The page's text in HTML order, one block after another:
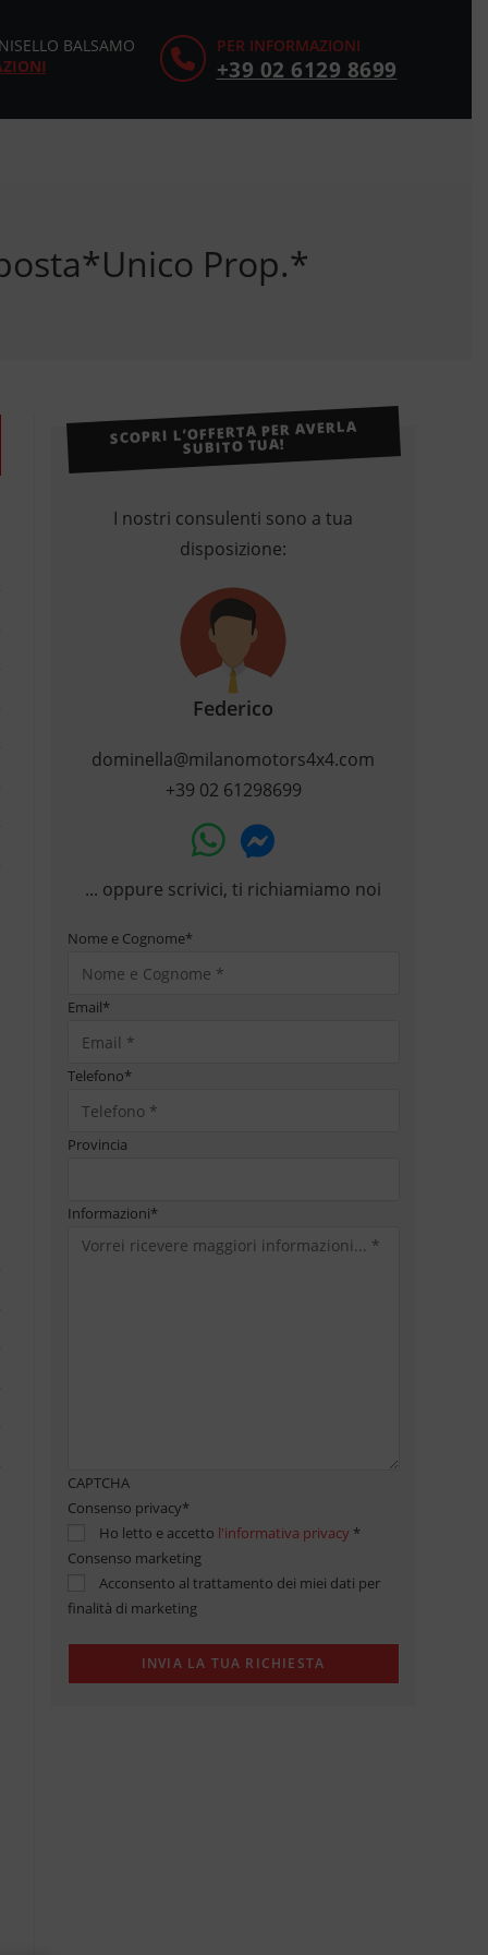
PER INFORMAZIONI
+39 02 6129 8699
BALSAMO
Prop.*
SCOPRI L’OFFERTA PER AVERLA
SUBITO TUA!
I nostri consulenti sono a tua
disposizione:
Federico
dominella@milanomotors4x4.com
+39 02 61298699
... oppure scrivici, ti richiamiamo noi
Nome e Cognome*
Email*
Telefono*
Provincia
Informazioni*
CAPTCHA
Consenso privacy*
Ho letto e accetto l'informativa privacy *
Consenso marketing
Acconsento al trattamento dei miei dati per
finalità di marketing